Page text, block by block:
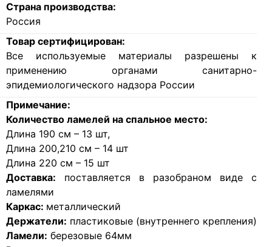
Страна производства:
Россия
Товар сертифицирован:
Все используемые материалы разрешены к
применению органами санитарно-
эпидемиологического надзора России
Примечание:
Количество ламелей на спальное место:
Длина 190 см – 13 шт,
Длина 200,210 см – 14 шт
Длина 220 см – 15 шт
Доставка: поставляется в разобраном виде с
ламелями
Каркас: металлический
Держатели: пластиковые (внутреннего крепления)
Ламели: березовые 64мм